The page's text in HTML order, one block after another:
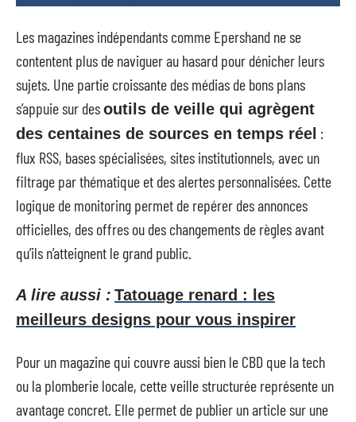
Les magazines indépendants comme Epershand ne se
contentent plus de naviguer au hasard pour dénicher leurs
sujets. Une partie croissante des médias de bons plans
s’appuie sur desoutils de veille qui agrègent
des centaines de sources en temps réel :
flux RSS, bases spécialisées, sites institutionnels, avec un
filtrage par thématique et des alertes personnalisées. Cette
logique de monitoring permet de repérer des annonces
officielles, des offres ou des changements de règles avant
qu’ils n’atteignent le grand public.
A lire aussi : Tatouage renard : les
meilleurs designs pour vous inspirer
Pour un magazine qui couvre aussi bien le CBD que la tech
ou la plomberie locale, cette veille structurée représente un
avantage concret. Elle permet de publier un article sur une